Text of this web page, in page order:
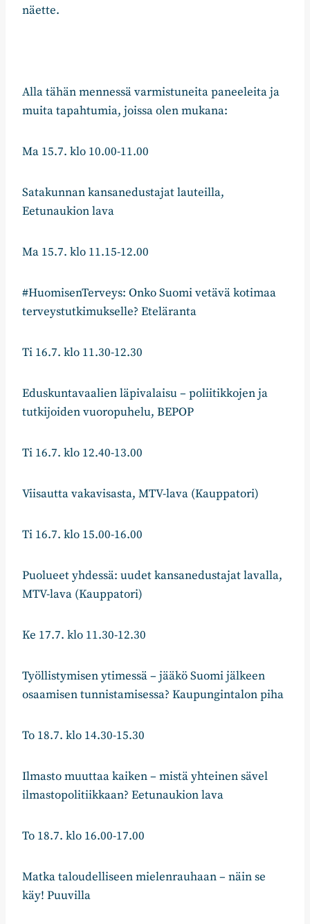
näette.
Alla tähän mennessä varmistuneita paneeleita ja
muita tapahtumia, joissa olen mukana:
Ma 15.7. klo 10.00-11.00
Satakunnan kansanedustajat lauteilla,
Eetunaukion lava
Ma 15.7. klo 11.15-12.00
#HuomisenTerveys: Onko Suomi vetävä kotimaa
terveystutkimukselle? Eteläranta
Ti 16.7. klo 11.30-12.30
Eduskuntavaalien läpivalaisu – poliitikkojen ja
tutkijoiden vuoropuhelu, BEPOP
Ti 16.7. klo 12.40-13.00
Viisautta vakavisasta, MTV-lava (Kauppatori)
Ti 16.7. klo 15.00-16.00
Puolueet yhdessä: uudet kansanedustajat lavalla,
MTV-lava (Kauppatori)
Ke 17.7. klo 11.30-12.30
Työllistymisen ytimessä – jääkö Suomi jälkeen
osaamisen tunnistamisessa? Kaupungintalon piha
To 18.7. klo 14.30-15.30
Ilmasto muuttaa kaiken – mistä yhteinen sävel
ilmastopolitiikkaan? Eetunaukion lava
To 18.7. klo 16.00-17.00
Matka taloudelliseen mielenrauhaan – näin se
käy! Puuvilla